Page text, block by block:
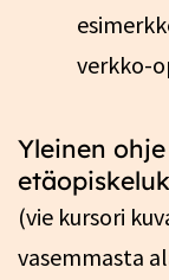
verkko-
Yleinen
(vie kursori
vasemmasta